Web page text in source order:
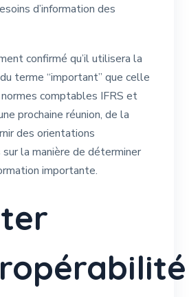
d’information des
confirmé qu’il utilisera la
terme “important” que celle
comptables IFRS et
prochaine réunion, de la
des orientations
la manière de déterminer
importante.